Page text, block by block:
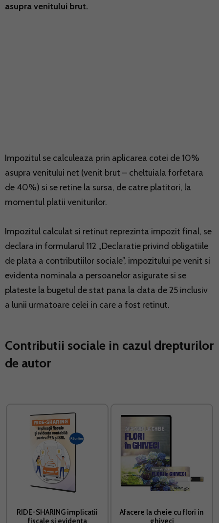
asupra venitului brut.
Impozitul se calculeaza prin aplicarea cotei de 10%
asupra venitului net (venit brut – cheltuiala forfetara
de 40%) si se retine la sursa, de catre platitori, la
momentul platii veniturilor.
Impozitul calculat si retinut reprezinta impozit final, se
declara in formularul 112 „Declaratie privind obligatiile
de plata a contributiilor sociale”, impozitului pe venit si
evidenta nominala a persoanelor asigurate si se
plateste la bugetul de stat pana la data de 25 inclusiv
a lunii urmatoare celei in care a fost retinut.
Contributii sociale in cazul drepturilor
de autor
RIDE-SHARING implicatii
fiscale si evidenta
Afacere la cheie cu flori in
ghiveci